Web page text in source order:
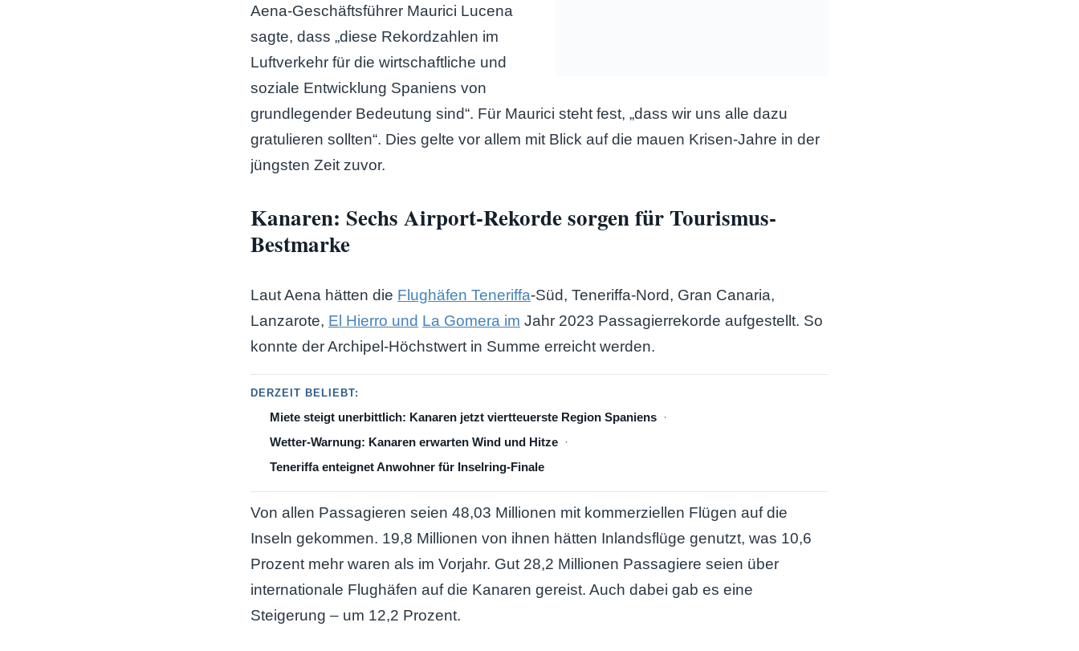
Aena-Geschäftsführer Maurici Lucena
sagte, dass „diese Rekordzahlen im
Luftverkehr für die wirtschaftliche und
soziale Entwicklung Spaniens von
grundlegender Bedeutung sind“. Für Maurici steht fest, „dass wir uns alle dazu
gratulieren sollten“. Dies gelte vor allem mit Blick auf die mauen Krisen-Jahre in der
jüngsten Zeit zuvor.
Kanaren: Sechs Airport-Rekorde sorgen für Tourismus-
Bestmarke
Laut Aena hätten die Flughäfen Teneriffa-Süd, Teneriffa-Nord, Gran Canaria,
Lanzarote, El Hierro und La Gomera im Jahr 2023 Passagierrekorde aufgestellt. So
konnte der Archipel-Höchstwert in Summe erreicht werden.
DERZEIT BELIEBT:
Miete steigt unerbittlich: Kanaren jetzt viertteuerste Region Spaniens
Wetter-Warnung: Kanaren erwarten Wind und Hitze
Teneriffa enteignet Anwohner für Inselring-Finale
Von allen Passagieren seien 48,03 Millionen mit kommerziellen Flügen auf die
Inseln gekommen. 19,8 Millionen von ihnen hätten Inlandsflüge genutzt, was 10,6
Prozent mehr waren als im Vorjahr. Gut 28,2 Millionen Passagiere seien über
internationale Flughäfen auf die Kanaren gereist. Auch dabei gab es eine
Steigerung – um 12,2 Prozent.